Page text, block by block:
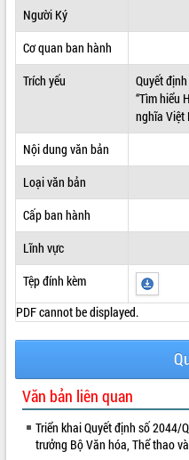
THÔNG TIN CHỈ ĐẠO ĐIỀU HÀNH
HỆ THỐNG VĂN BẢN
VĂN BẢN HĐND TỈNH
QUY HOẠCH - KẾ HOẠCH
Người Ký
Cơ quan ban hành
Trích yếu
Quyết
“Tìm hiểu
nghĩa Việt
Nội dung văn bản
Loại văn bản
Cấp ban hành
Lĩnh vực
Tệp đính kèm
PDF cannot be displayed.
Văn bản liên quan
Triển khai Quyết định số
trưởng Bộ Văn hóa, Thể thao